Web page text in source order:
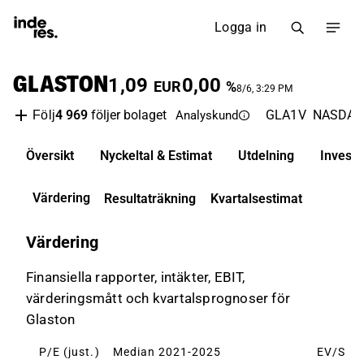
Logga in
GLASTON1,09 EUR0,00 %8/6, 3:29 PM
Följ4 969 följer bolaget Analyskund GLA1V
Översikt Nyckeltal & Estimat Utdelning
Värdering Resultaträkning Kvartalsestimat
Värdering
Finansiella rapporter, intäkter, EBIT,
värderingsmått och kvartalsprognoser för
Glaston
P/E (just.) Median 2021-2025 EV/S